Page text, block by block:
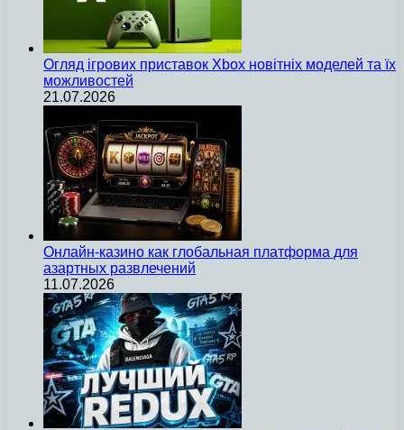
Огляд ігрових приставок Xbox новітніх моделей та їх
можливостей
21.07.2026
Онлайн-казино как глобальная платформа для
азартных развлечений
11.07.2026